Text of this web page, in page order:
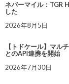
ネバーマイル：TGR
した
2026年8月5日
【トドケール】マル
とのAPI連携を開始
2026年7月30日